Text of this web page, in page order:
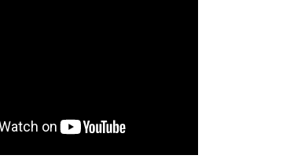
Yaş Kutlama Etkinliği